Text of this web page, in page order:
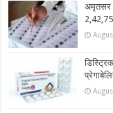
अमृतसर